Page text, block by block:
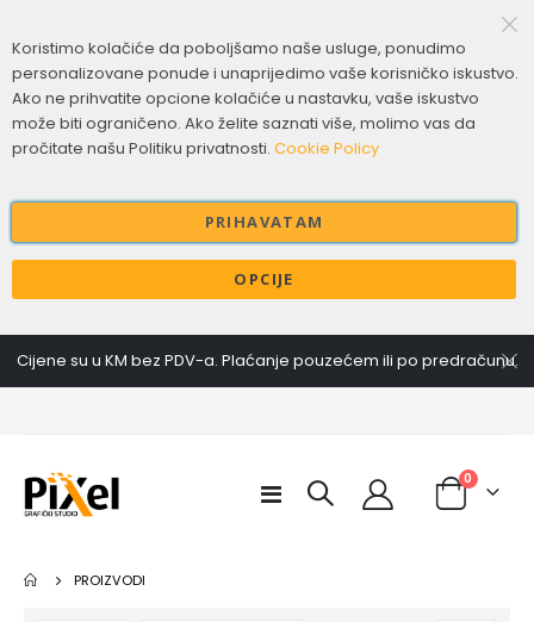
Koristimo kolačiće da poboljšamo naše usluge, ponudimo
personalizovane ponude i unaprijedimo vaše korisničko iskustvo.
Ako ne prihvatite opcione kolačiće u nastavku, vaše iskustvo
može biti ograničeno. Ako želite saznati više, molimo vas da
pročitate našu Politiku privatnosti. Cookie Policy
PRIHAVATAM
OPCIJE
Cijene su u KM bez PDV-a. Plaćanje pouzećem ili po predračunu.
Toggle
Cart
0items
PROIZVODI
Zahvalnice i diplome Jelovnici
Kalendar stoni